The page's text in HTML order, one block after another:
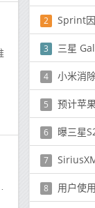
2 Sprint因
3 三星
4 小米消除了
5 预计苹
6 曝三星
7
8 用户使